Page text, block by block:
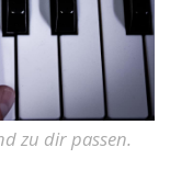
zu dir passen.